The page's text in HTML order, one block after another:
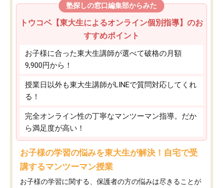
塾探しの窓口編集部からみた
トウコベ【東大生によるオンライン個別指導】のお
すすめポイント
お子様に合った東大生講師が選べて破格の月額
9,900円から！
授業日以外も東大生講師がLINEで質問対応してくれ
る！
完全オンライン性の丁寧なマンツーマン指導。だか
ら満足度が高い！
お子様の学習の悩みを東大生が解決！自宅で受
講するマンツーマン授業
お子様の学習に関する、保護者の方の悩みは尽きることが